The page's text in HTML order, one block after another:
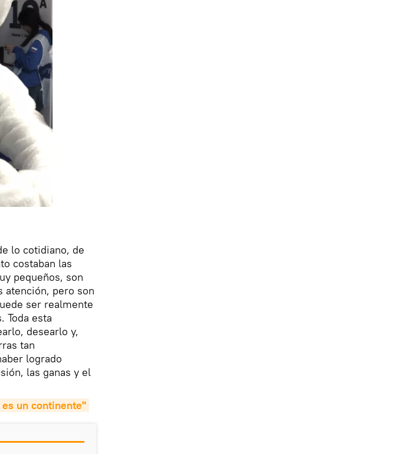
lo cotidiano, de
costaban las
pequeños, son
atención, pero son
ser realmente
Toda esta
desearlo y,
tan
logrado
las ganas y el
un continente"